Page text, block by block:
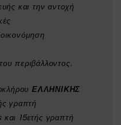
και την αντοχή
περιβάλλοντος.
ΕΛΛΗΝΙΚΗΣ
γραπτή
15ετής γραπτή